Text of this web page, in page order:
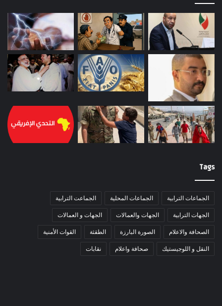
Tags
الجماعات الترابية الجماعات المحلية الجماعت الترابية
الجهات الترابية الجهات والعمالات الجهات و العمالات
الصحافة والاعلام الصورة البارزة الطقثة القوات الأمنية
النقل و اللوجيستيك صحافة واعلام نقابات